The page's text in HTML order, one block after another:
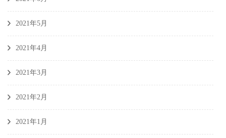
2021年5月
2021年4月
2021年3月
2021年2月
2021年1月